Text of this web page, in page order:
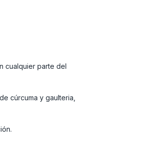
cualquier parte del
cúrcuma y gaulteria,